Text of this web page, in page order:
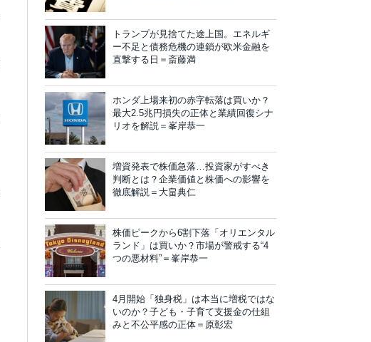
トランプが見捨てた途上国。エネルギ
ー不足と債務危機の連鎖が欧米金融を
直撃する日＝斎藤満
ホンダ上場来初の赤字転落は買いか？
最大2.5兆円損失の正体と業績回復シナ
リオを解説＝峯岸恭一
増資発表で株価急落…投資家がすべき
判断とは？企業価値と株価への影響を
徹底解説＝大畠典仁
株価ピークから6割下落「オリエンタル
ランド」は買いか？市場が警戒する“4
つの悪材料”＝峯岸恭一
4月開始「独身税」は本当に増税ではな
いのか？子ども・子育て支援金の仕組
みと不公平感の正体＝原彰宏